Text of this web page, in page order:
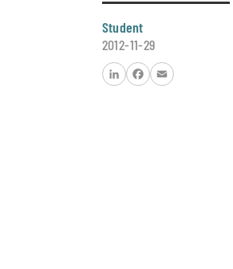
Student
2012-11-29
FacebookEmail